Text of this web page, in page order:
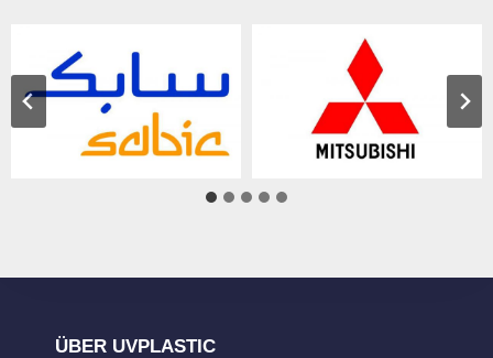
ÜBER UVPLASTIC